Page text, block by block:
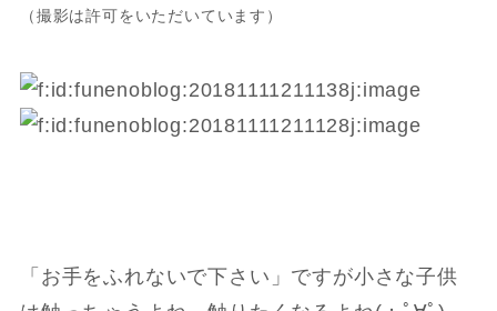
（撮影は許可をいただいています）
「お手をふれないで下さい」ですが小さな子供